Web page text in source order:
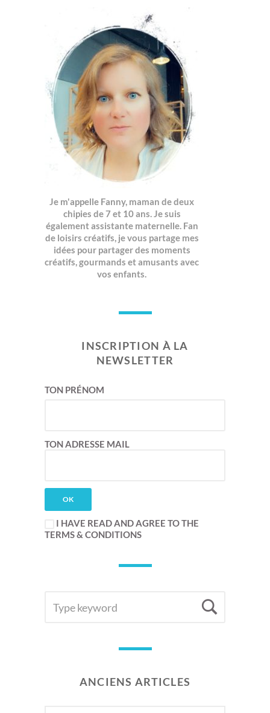
Je m'appelle Fanny, maman de deux
chipies de 7 et 10 ans. Je suis
également assistante maternelle. Fan
de loisirs créatifs, je vous partage mes
idées pour partager des moments
créatifs, gourmands et amusants avec
vos enfants.
INSCRIPTION À LA
NEWSLETTER
TON PRÉNOM
TON ADRESSE MAIL
I HAVE READ AND AGREE TO THE
TERMS & CONDITIONS
FOR:
ANCIENS ARTICLES